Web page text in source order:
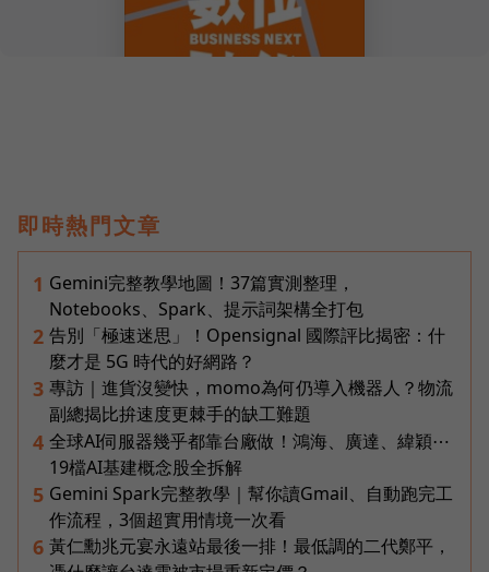
即時熱門文章
1 Gemini完整教學地圖！37篇實測整理，
Notebooks、Spark、提示詞架構全打包
2 告別「極速迷思」！Opensignal 國際評比揭密：什
麼才是 5G 時代的好網路？
3 專訪｜進貨沒變快，momo為何仍導入機器人？物流
副總揭比拚速度更棘手的缺工難題
4 全球AI伺服器幾乎都靠台廠做！鴻海、廣達、緯穎⋯
19檔AI基建概念股全拆解
5 Gemini Spark完整教學｜幫你讀Gmail、自動跑完工
作流程，3個超實用情境一次看
6 黃仁勳兆元宴永遠站最後一排！最低調的二代鄭平，